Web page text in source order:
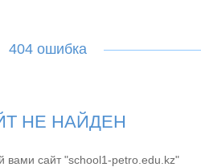
404 ошибка
НЕ НАЙДЕН
сайт "school1-petro.edu.kz"